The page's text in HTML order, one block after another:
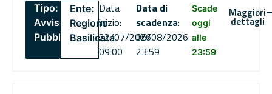
Tipo:
Avviso
Pubblico
Ente:
Regione
Basilicata
Data
inizio:
22/07/2026
09:00
Data di
scadenza:
06/08/2026
23:59
Scade
oggi
alle
23:59
Maggiori
dettagli